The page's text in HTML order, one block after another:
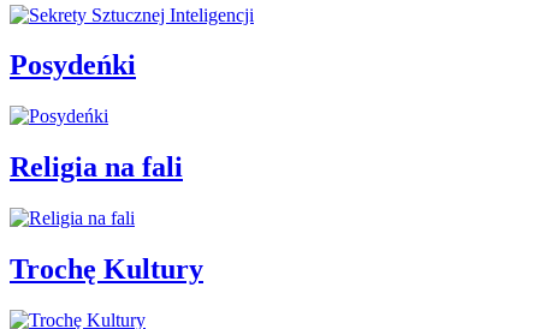
Posydeńki
Religia na fali
Trochę Kultury